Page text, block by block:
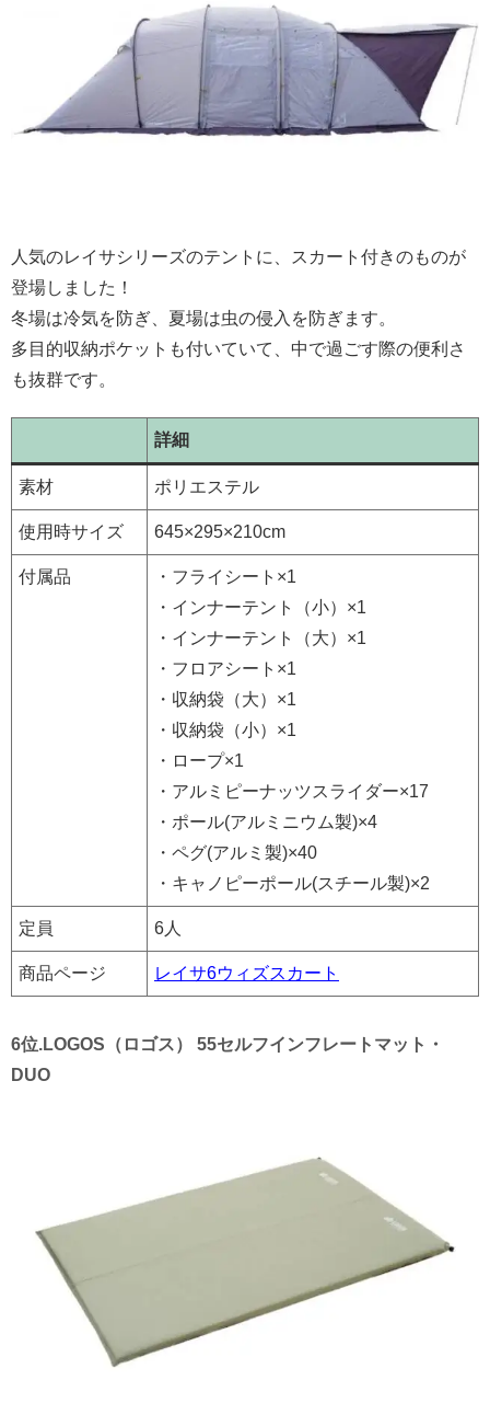
人気のレイサシリーズのテントに、スカート付きのものが
登場しました！
冬場は冷気を防ぎ、夏場は虫の侵入を防ぎます。
多目的収納ポケットも付いていて、中で過ごす際の便利さ
も抜群です。
詳細
素材 ポリエステル
使用時サイズ 645×295×210cm
付属品
・フライシート×1
・インナーテント（小）×1
・インナーテント（大）×1
・フロアシート×1
・収納袋（大）×1
・収納袋（小）×1
・ロープ×1
・アルミピーナッツスライダー×17
・ポール(アルミニウム製)×4
・ペグ(アルミ製)×40
・キャノピーポール(スチール製)×2
定員 6人
商品ページ レイサ6ウィズスカート
6位.LOGOS（ロゴス） 55セルフインフレートマット・
DUO